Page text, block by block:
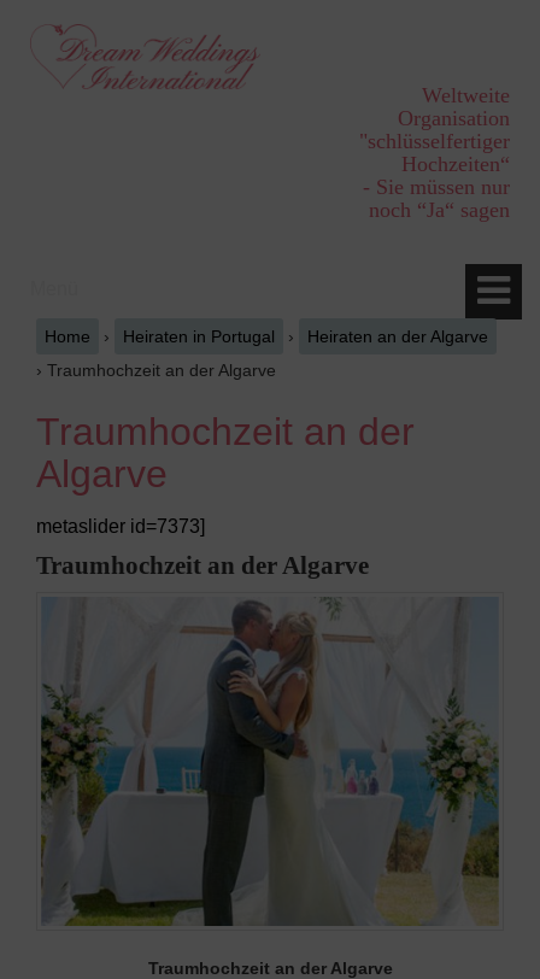
Hauptmenü
springen
Weltweite
Organisation
"schlüsselfertiger
Hochzeiten“
- Sie müssen nur
noch “Ja“ sagen
Home › Heiraten in Portugal ›
Heiraten an der Algarve
› Traumhochzeit an der Algarve
Traumhochzeit an der
Algarve
metaslider id=7373]
Traumhochzeit an der Algarve
Traumhochzeit an der Algarve